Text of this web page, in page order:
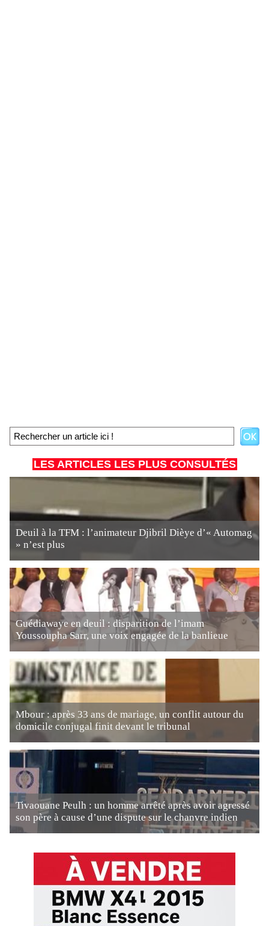
LES ARTICLES LES PLUS CONSULTÉS
Deuil à la TFM : l’animateur Djibril Dièye d’« Automag
» n’est plus
Guédiawaye en deuil : disparition de l’imam
Youssoupha Sarr, une voix engagée de la banlieue
Mbour : après 33 ans de mariage, un conflit autour du
domicile conjugal finit devant le tribunal
Tivaouane Peulh : un homme arrêté après avoir agressé
son père à cause d’une dispute sur le chanvre indien